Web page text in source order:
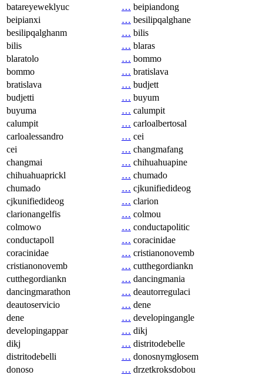
batareyeweklyuc
… beipiandong
beipianxi
… besilipqalghane
besilipqalghanm
… bilis
bilis
… blaras
blaratolo
… bommo
bommo
… bratislava
bratislava
… budjett
budjetti
… buyum
buyuma
… calumpit
calumpit
… carloalbertosal
carloalessandro
… cei
cei
… changmafang
changmai
… chihuahuapine
chihuahuaprickl
… chumado
chumado
… cjkunifiedideog
cjkunifiedideog
… clarion
clarionangelfis
… colmou
colmowo
… conductapolitic
conductapoll
… coracinidae
coracinidae
… cristianonovemb
cristianonovemb
… cutthegordiankn
cutthegordiankn
… dancingmania
dancingmarathon
… deautorregulaci
deautoservicio
… dene
dene
… developingangle
developingappar
… dikj
dikj
… distritodebelle
distritodebelli
… donosnymgłosem
donoso
… drzetkroksdobou